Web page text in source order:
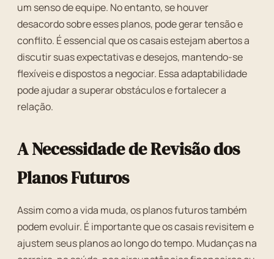
um senso de equipe. No entanto, se houver
desacordo sobre esses planos, pode gerar tensão e
conflito. É essencial que os casais estejam abertos a
discutir suas expectativas e desejos, mantendo-se
flexíveis e dispostos a negociar. Essa adaptabilidade
pode ajudar a superar obstáculos e fortalecer a
relação.
A Necessidade de Revisão dos
Planos Futuros
Assim como a vida muda, os planos futuros também
podem evoluir. É importante que os casais revisitem e
ajustem seus planos ao longo do tempo. Mudanças na